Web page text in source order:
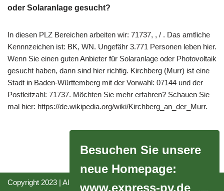
oder Solaranlage gesucht?
In diesen PLZ Bereichen arbeiten wir: 71737, , / . Das amtliche
Kennnzeichen ist: BK, WN. Ungefähr 3.771 Personen leben hier.
Wenn Sie einen guten Anbieter für Solaranlage oder Photovoltaik
gesucht haben, dann sind hier richtig. Kirchberg (Murr) ist eine
Stadt in Baden-Württemberg mit der Vorwahl: 07144 und der
Postleitzahl: 71737. Möchten Sie mehr erfahren? Schauen Sie
mal hier: https://de.wikipedia.org/wiki/Kirchberg_an_der_Murr.
Copyright 2023 | All Rights Reserved |
Besuchen Sie unsere
neue Homepage:
www.express-pv.de